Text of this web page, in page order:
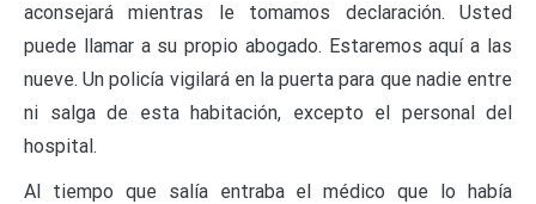
aconsejará mientras le tomamos declaración. Usted
puede llamar a su propio abogado. Estaremos aquí a las
nueve. Un policía vigilará en la puerta para que nadie entre
ni salga de esta habitación, excepto el personal del
hospital.
Al tiempo que salía entraba el médico que lo había